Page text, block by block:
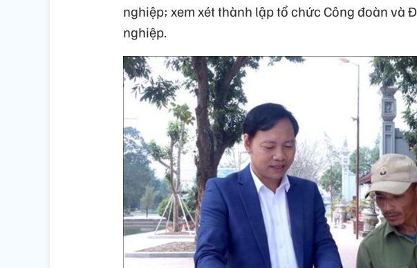
nghiệp; xem xét thành lập tổ chức Công đoàn và
nghiệp.